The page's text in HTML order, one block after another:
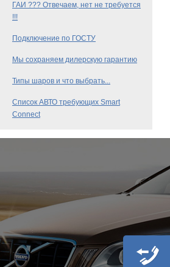
ГАИ ??? Отвечаем, нет не требуется
!!!
Подключение по ГОСТУ
Мы сохраняем дилерскую гарантию
Типы шаров и что выбрать...
Список АВТО требующих Smart
Connect